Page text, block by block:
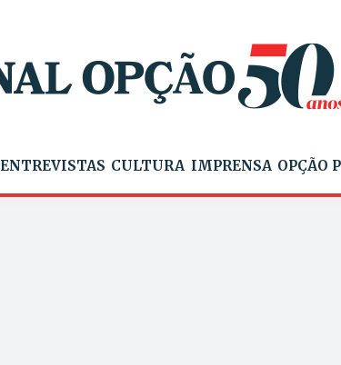
ENTREVISTAS CULTURA IMPRENSA OPÇÃO